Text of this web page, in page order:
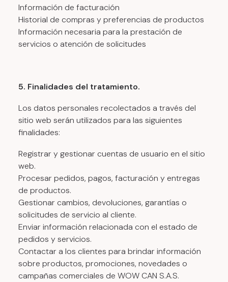
Información de facturación
Historial de compras y preferencias de productos
Información necesaria para la prestación de
servicios o atención de solicitudes
5. Finalidades del tratamiento.
Los datos personales recolectados a través del
sitio web serán utilizados para las siguientes
finalidades:
Registrar y gestionar cuentas de usuario en el sitio
web.
Procesar pedidos, pagos, facturación y entregas
de productos.
Gestionar cambios, devoluciones, garantías o
solicitudes de servicio al cliente.
Enviar información relacionada con el estado de
pedidos y servicios.
Contactar a los clientes para brindar información
sobre productos, promociones, novedades o
campañas comerciales de WOW CAN S.A.S.